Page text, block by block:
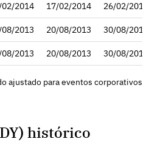
02/2014 17/02/2014 26/02/2014
2013 20/08/2013 30/08/2013
2013 20/08/2013 30/08/2013
ajustado para eventos corporativos
histórico